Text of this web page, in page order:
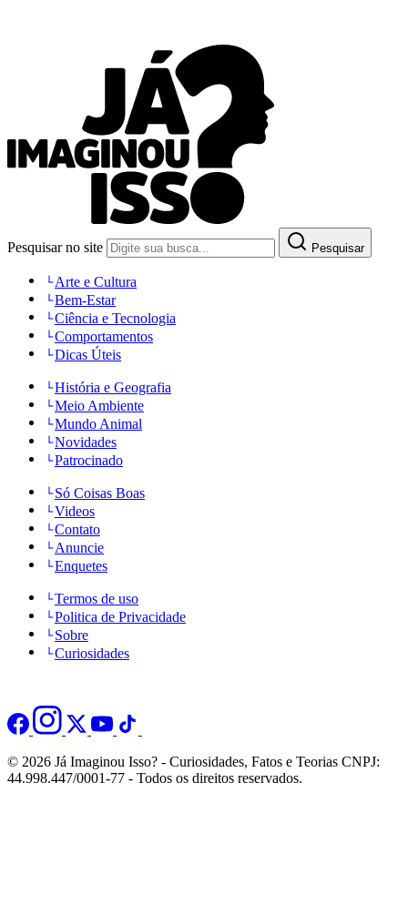
Pesquisar no site Pesquisar
Arte e Cultura
Bem-Estar
Ciência e Tecnologia
Comportamentos
Dicas Úteis
História e Geografia
Meio Ambiente
Mundo Animal
Novidades
Patrocinado
Só Coisas Boas
Videos
Contato
Anuncie
Enquetes
Termos de uso
Politica de Privacidade
Sobre
Curiosidades
© 2026 Já Imaginou Isso? - Curiosidades, Fatos e Teorias CNPJ:
44.998.447/0001-77 - Todos os direitos reservados.